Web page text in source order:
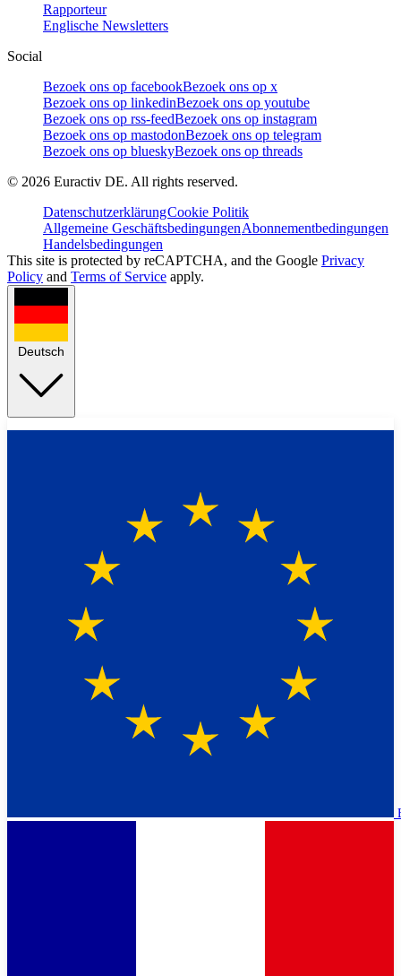
Rapporteur
Englische Newsletters
Social
Bezoek ons op facebookBezoek ons op x
Bezoek ons op linkedinBezoek ons op youtube
Bezoek ons op rss-feedBezoek ons op instagram
Bezoek ons op mastodonBezoek ons op telegram
Bezoek ons op blueskyBezoek ons op threads
© 2026 Euractiv DE. All rights reserved.
DatenschutzerklärungCookie Politik
Allgemeine GeschäftsbedingungenAbonnementbedingungen
Handelsbedingungen
This site is protected by reCAPTCHA, and the Google Privacy
Policy and Terms of Service apply.
Deutsch